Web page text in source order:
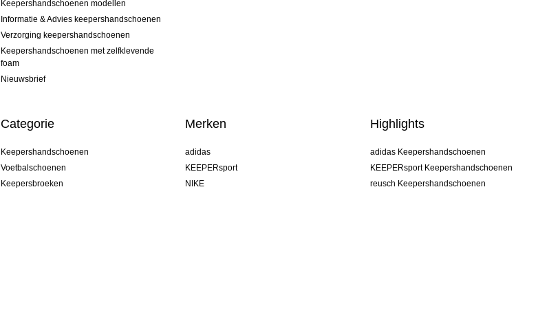
Keepershandschoenen modellen
Informatie & Advies keepershandschoenen
Verzorging keepershandschoenen
Keepershandschoenen met zelfklevende
foam
Nieuwsbrief
Categorie
Keepershandschoenen
Voetbalschoenen
Keepersbroeken
Merken
adidas
KEEPERsport
NIKE
Highlights
adidas Keepershandschoenen
KEEPERsport Keepershandschoenen
reusch Keepershandschoenen